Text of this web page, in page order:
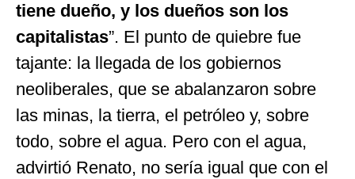
tiene dueño, y los dueños son los
capitalistas”. El punto de quiebre fue
tajante: la llegada de los gobiernos
neoliberales, que se abalanzaron sobre
las minas, la tierra, el petróleo y, sobre
todo, sobre el agua. Pero con el agua,
advirtió Renato, no sería igual que con el